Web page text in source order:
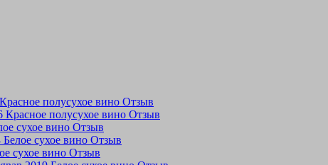
полусухое вино Отзыв
Красное полусухое вино Отзыв
сухое вино Отзыв
сухое вино Отзыв
сухое вино Отзыв